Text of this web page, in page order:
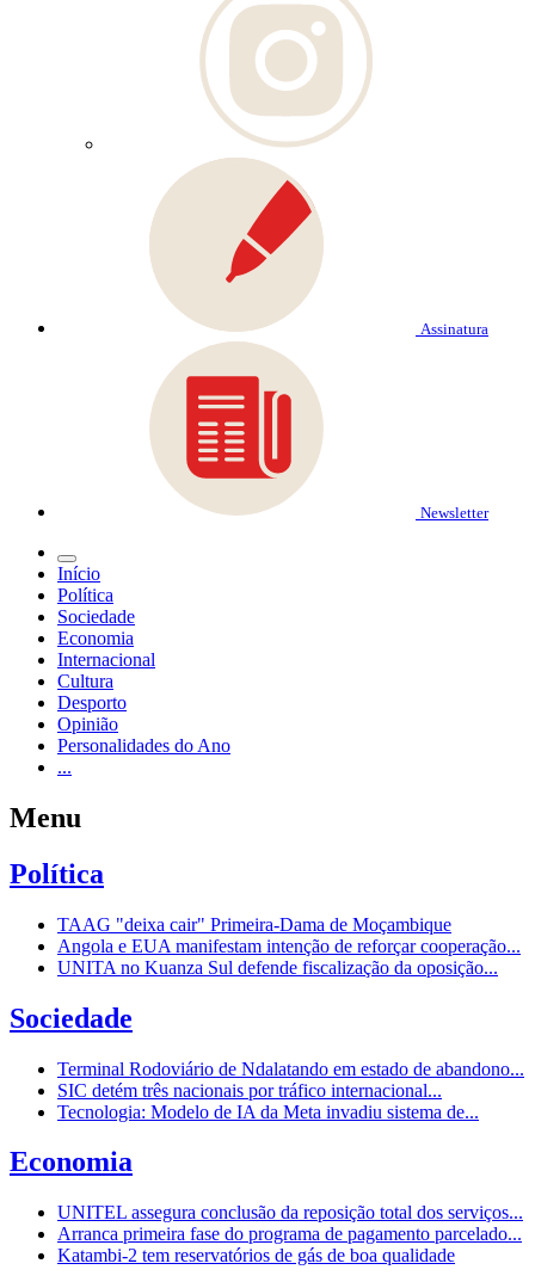
Assinatura
Newsletter
Início
Política
Sociedade
Economia
Internacional
Cultura
Desporto
Opinião
Personalidades do Ano
...
Menu
Política
TAAG "deixa cair" Primeira-Dama de Moçambique
Angola e EUA manifestam intenção de reforçar cooperação...
UNITA no Kuanza Sul defende fiscalização da oposição...
Sociedade
Terminal Rodoviário de Ndalatando em estado de abandono...
SIC detém três nacionais por tráfico internacional...
Tecnologia: Modelo de IA da Meta invadiu sistema de...
Economia
UNITEL assegura conclusão da reposição total dos serviços...
Arranca primeira fase do programa de pagamento parcelado...
Katambi-2 tem reservatórios de gás de boa qualidade